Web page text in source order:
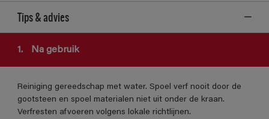
Tips & advies
1. Na gebruik
Reiniging gereedschap met water. Spoel verf nooit door de
gootsteen en spoel materialen niet uit onder de kraan.
Verfresten afvoeren volgens lokale richtlijnen.